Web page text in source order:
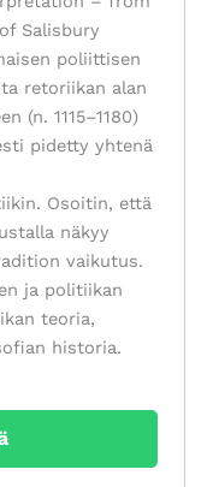
Salisbury
poliittisen
retoriikan alan
(n. 1115–1180)
pidetty yhtenä
Osoitin, että
näkyy
vaikutus.
ja politiikan
teoria,
historia.